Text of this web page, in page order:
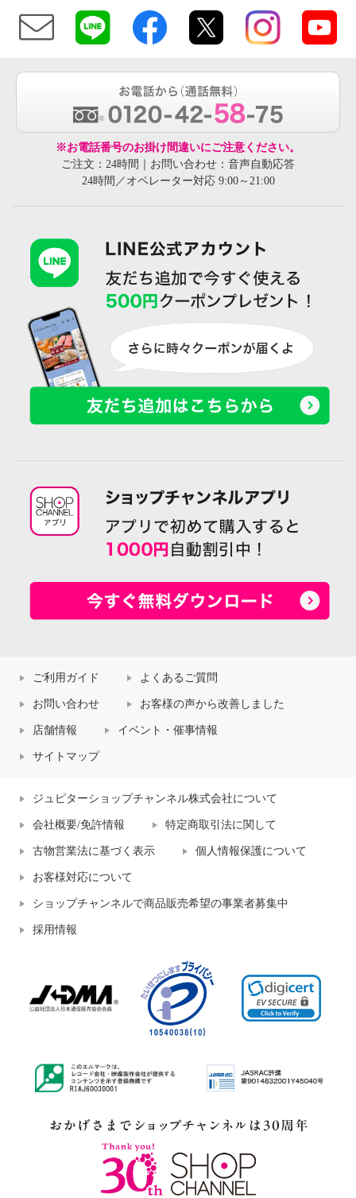
※お電話番号のお掛け間違いにご注意ください。
ご注文：24時間｜お問い合わせ：音声自動応答
24時間／オペレーター対応 9:00～21:00
ご利用ガイド よくあるご質問
お問い合わせ お客様の声から改善しました
店舗情報 イベント・催事情報
サイトマップ
ジュピターショップチャンネル株式会社について
会社概要/免許情報 特定商取引法に関して
古物営業法に基づく表示 個人情報保護について
お客様対応について
ショップチャンネルで商品販売希望の事業者募集中
採用情報